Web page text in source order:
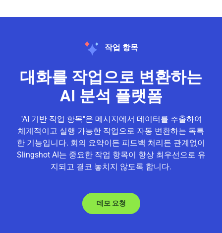
작업 항목
대화를 작업으로 변환하는
AI 분석 플랫폼
"AI 기반 작업 항목"은 메시지에서 데이터를 추출하여
체계적이고 실행 가능한 작업으로 자동 변환하는 독특
한 기능입니다. 회의 요약이든 피드백 처리든 관계없이
Slingshot AI는 중요한 작업 항목이 항상 최우선으로 유
지되고 결코 놓치지 않도록 합니다.
데모 요청